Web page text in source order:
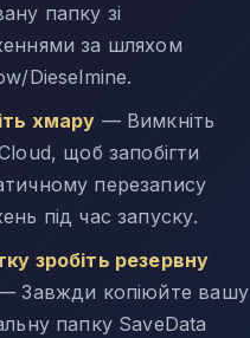
папку зі
за шляхом
Dieselmine.
хмару — Вимкніть
щоб запобігти
перезапису
під час запуску.
зробіть резервну
Завжди копіюйте вашу
папку SaveData